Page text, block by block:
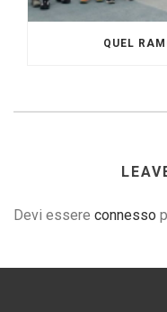
QUEL
Devi essere connesso